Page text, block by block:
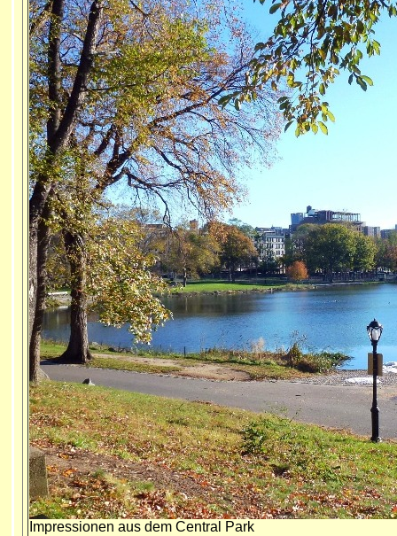
Impressionen aus dem Central Park